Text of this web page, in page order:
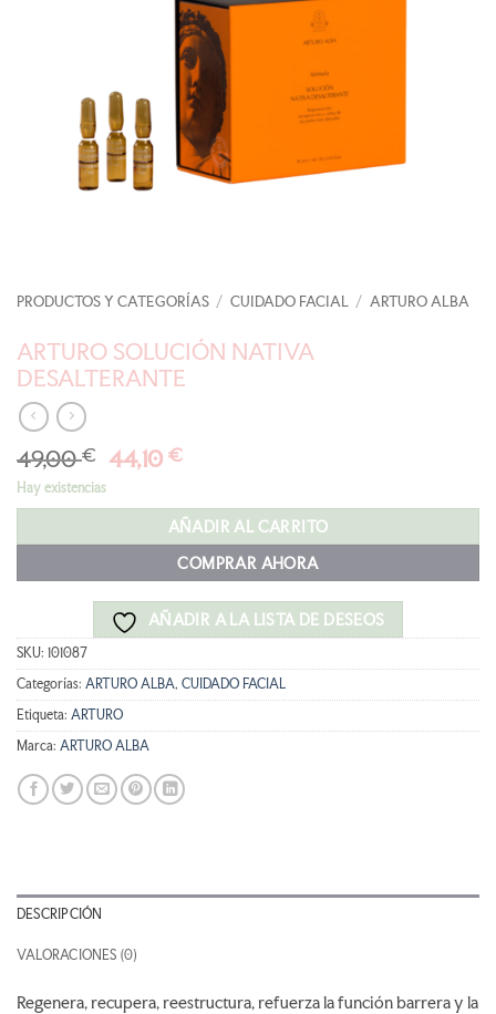
PRODUCTOS Y CATEGORÍAS / CUIDADO FACIAL / ARTURO ALBA
ARTURO SOLUCIÓN NATIVA
DESALTERANTE
49,00€ El
original
49,00 €.
44,10€El
actual
es:
44,10 €.
Hay existencias
AÑADIR AL CARRITO
COMPRAR AHORA
AÑADIR A LA LISTA DE DESEOS
SKU: 101087
Categorías: ARTURO ALBA, CUIDADO FACIAL
Etiqueta: ARTURO
Marca: ARTURO ALBA
DESCRIPCIÓN
VALORACIONES (0)
Regenera, recupera, reestructura,refuerza la función barrera y la